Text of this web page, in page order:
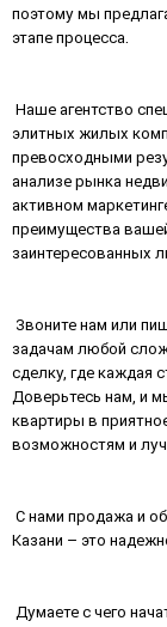
поэтому мы
этапе процесса.
Наше агентство
элитных жилых
превосходными
анализе рынка
активном
преимущества
заинтересованных
Звоните нам или
задачам любой
сделку, где каждая
Доверьтесь нам, и
квартиры в
возможностям и
С нами продажа и
Казани – это
Думаете с чего